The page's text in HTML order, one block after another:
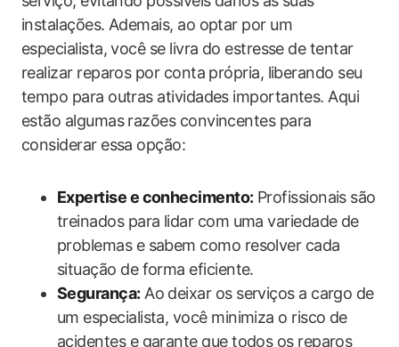
instalações. Ademais, ao optar por um
especialista, você se livra do estresse de tentar
realizar reparos por conta própria, liberando seu
tempo para outras atividades importantes. Aqui
estão algumas razões convincentes para
considerar essa opção:
Expertise e conhecimento: Profissionais são
treinados para lidar com uma variedade de
problemas e sabem como resolver cada
situação de forma eficiente.
Segurança: Ao deixar os serviços a cargo de
um especialista, você minimiza o risco de
acidentes e garante que todos os reparos